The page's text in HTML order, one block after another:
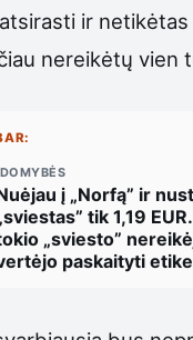
ir
nereikėtų vien
į „Norfą” ir
tik 1,19
„sviesto”
paskaityti